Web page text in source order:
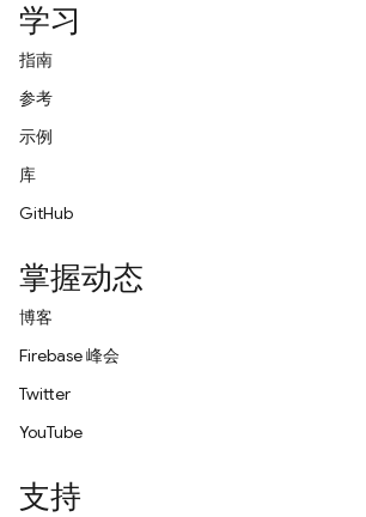
学习
指南
参考
示例
库
GitHub
掌握动态
博客
Firebase 峰会
Twitter
YouTube
支持